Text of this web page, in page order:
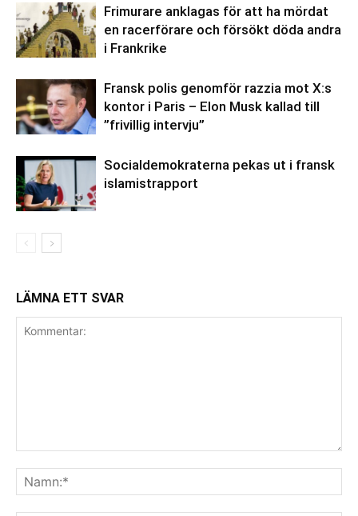
Frimurare anklagas för att ha mördat
en racerförare och försökt döda andra
i Frankrike
Fransk polis genomför razzia mot X:s
kontor i Paris – Elon Musk kallad till
”frivillig intervju”
Socialdemokraterna pekas ut i fransk
islamistrapport
LÄMNA ETT SVAR